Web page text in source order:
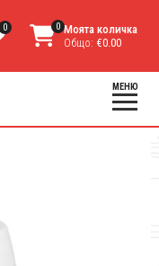
0 0 Моята количка
Общо: €0.00
МЕНЮ